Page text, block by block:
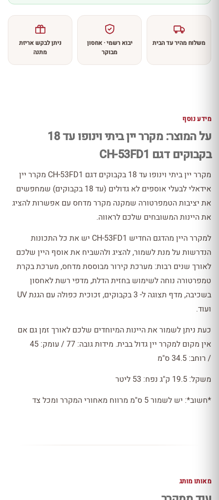
משלוח מהיר עד הבית
יבוא רשמי · אחסון
מבוקר
ניתן לבקש אריזת
מתנה
מידע נוסף
על המוצר: מקרר יין ביתי וינופו עד 18
בקבוקים דגם CH-53FD1
מקרר יין ביתי וינופו עד 18 בקבוקים דגם CH-53FD1 מקרר יין
אידאלי לבעלי אוספים לא גדולים (עד 18 בקבוקים) שמחפשים
את יציבות הטמפרטורה שמקנה מקרר מדחס עם אפשרות להציג
את היינות המשובחים שלכם לראווה.
למקרר היין מהדגם החדיש CH-53FD1 יש את כל התכונות
הנדרשות על מנת לשמור, להציג ולהשביח את אוסף היין שלכם
לאורך שנים רבות: מערכת קירור מבוססת מדחס, מערכת בקרת
טמפרטורה נוחה לשימוש בחזית הדלת, מדפי רשת לאחסון
בשכיבה, מדף תצוגה ל- 3 בקבוקים, זכוכית כפולה עם הגנת UV
ועוד.
כעת ניתן לשמור את היינות המיוחדים שלכם לאורך זמן גם אם
אין מקום למקרר יין גדול בבית. מידות גובה: 77 / עומק: 45
/ רוחב: 34.5 ס"מ
משקל: 19.5 ק"ג נפח: 53 ליטר
*חשוב*: יש לשמור 5 ס"מ מרווח מאחורי המקרר ומכל צד
מאותו מותג